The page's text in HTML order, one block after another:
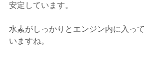
安定しています。
水素がしっかりとエンジン内に入って
いますね。